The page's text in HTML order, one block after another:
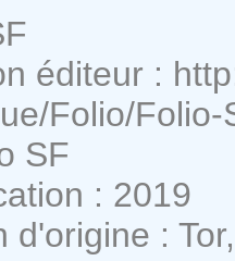
éditeur :
Folio/
SF
: 2019
d'origine :